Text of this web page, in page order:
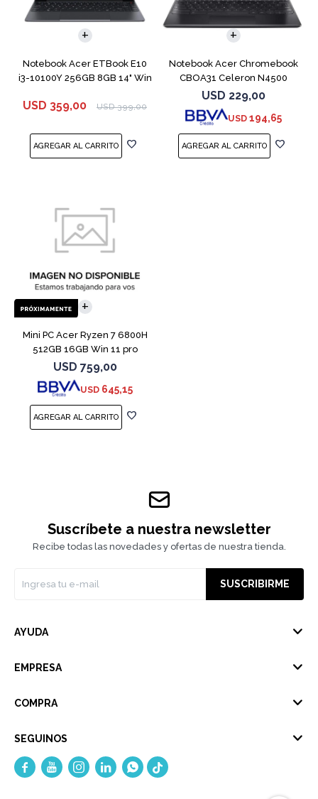
Notebook Acer ETBook E10
i3-10100Y 256GB 8GB 14" Win
USD 359,00 USD 399,00
COMPARAR
Notebook Acer Chromebook
CBOA31 Celeron N4500
64GB 4GB 11.6"
USD 229,00
USD 194,65
COMPARAR
Mini PC Acer Ryzen 7 6800H
512GB 16GB Win 11 pro
USD 759,00
USD 645,15
Suscríbete a nuestra newsletter
Recibe todas las novedades y ofertas de nuestra tienda.
SUSCRIBIRME
AYUDA
EMPRESA
COMPRA
SEGUINOS
    